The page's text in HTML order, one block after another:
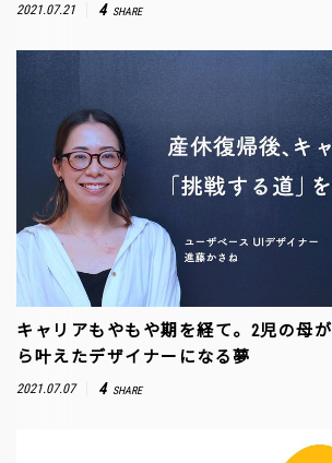
2021.07.21 4 SHARE
キャリアもやもや期を経て。2児の母
ら叶えたデザイナーになる夢
2021.07.07 4 SHARE